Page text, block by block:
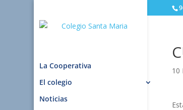
La Cooperativa
El colegio
Noticias
10